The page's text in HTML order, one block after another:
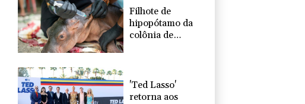
Filhote de
hipopótamo da
colônia de
'Ted Lasso'
retorna aos